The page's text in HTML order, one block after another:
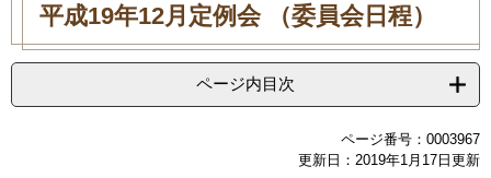
平成19年12月定例会 （委員会日程）
ページ内目次
ページ番号：0003967
更新日：2019年1月17日更新